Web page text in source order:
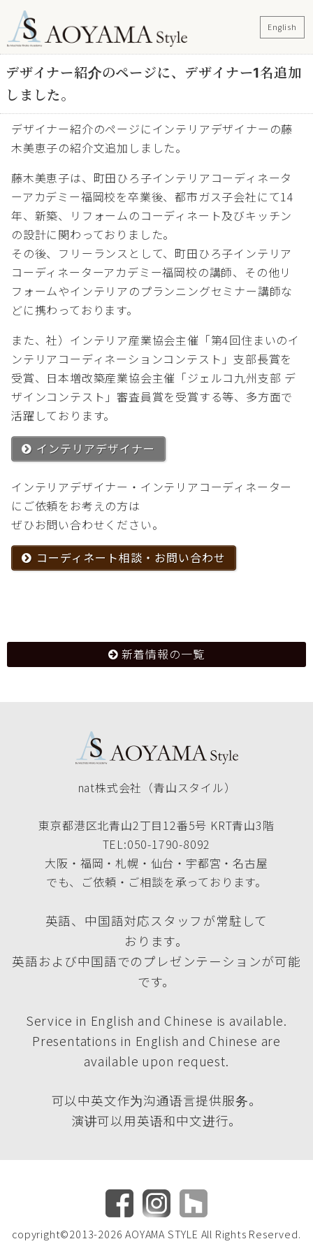
English
デザイナー紹介のページに、デザイナー1名追加
しました。
デザイナー紹介のページにインテリアデザイナーの藤
木美恵子の紹介文追加しました。
藤木美恵子は、町田ひろ子インテリアコーディネータ
ーアカデミー福岡校を卒業後、都市ガス子会社にて14
年、新築、リフォームのコーディネート及びキッチン
の設計に関わっておりました。
その後、フリーランスとして、町田ひろ子インテリア
コーディネーターアカデミー福岡校の講師、その他リ
フォームやインテリアのプランニングセミナー講師な
どに携わっております。
また、社）インテリア産業協会主催「第4回住まいのイ
ンテリアコーディネーションコンテスト」支部長賞を
受賞、日本増改築産業協会主催「ジェルコ九州支部 デ
ザインコンテスト」審査員賞を受賞する等、多方面で
活躍しております。
インテリアデザイナー
インテリアデザイナー・インテリアコーディネーター
にご依頼をお考えの方は
ぜひお問い合わせください。
コーディネート相談・お問い合わせ
新着情報の一覧
nat株式会社（青山スタイル）
東京都港区北青山2丁目12番5号 KRT青山3階
TEL:050-1790-8092
大阪・福岡・札幌・仙台・宇都宮・名古屋
でも、ご依頼・ご相談を承っております。
英語、中国語対応スタッフが常駐して
おります。
英語および中国語でのプレゼンテーションが可能
です。
Service in English and Chinese is available.
Presentations in English and Chinese are
available upon request.
可以中英文作为沟通语言提供服务。
演讲可以用英语和中文进行。
copyright©2013-2026 AOYAMA STYLE All Rights Reserved.